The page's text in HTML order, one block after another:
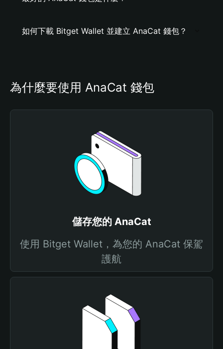
如何下載 Bitget Wallet 並建立 AnaCat 錢包？
為什麼要使用 AnaCat 錢包
儲存您的 AnaCat
使用 Bitget Wallet，為您的 AnaCat 保駕
護航